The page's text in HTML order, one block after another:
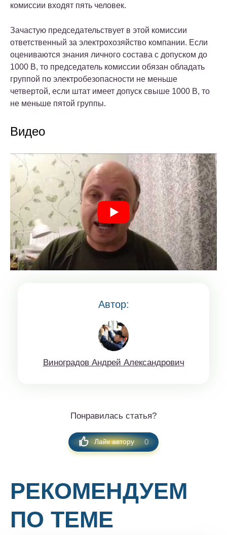
комиссии входят пять человек.
Зачастую председательствует в этой комиссии
ответственный за электрохозяйство компании. Если
оцениваются знания личного состава с допуском до
1000 В, то председатель комиссии обязан обладать
группой по электробезопасности не меньше
четвертой, если штат имеет допуск свыше 1000 В, то
не меньше пятой группы.
Видео
Автор:
Винoгрaдов Aндрeй Aлексaндрoвич
Понравилась статья?
Лайк автору 0
РЕКОМЕНДУЕМ
ПО ТЕМЕ